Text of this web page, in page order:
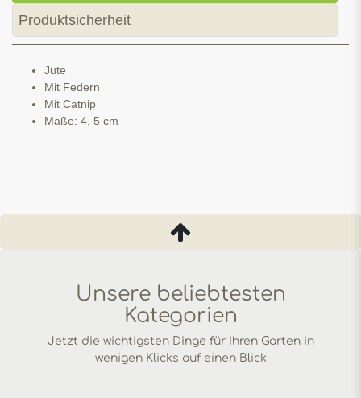
Produktsicherheit
Jute
Mit Federn
Mit Catnip
Maße: 4, 5 cm
Unsere beliebtesten
Kategorien
Jetzt die wichtigsten Dinge für Ihren Garten in
wenigen Klicks auf einen Blick